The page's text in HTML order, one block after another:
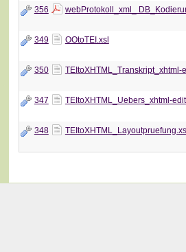
356 webProtokoll_xml_
349 OOtoTEI.xsl
350 TEItoXHTML_Transkript_xhtml-
347 TEItoXHTML_Uebers_xhtml-
348